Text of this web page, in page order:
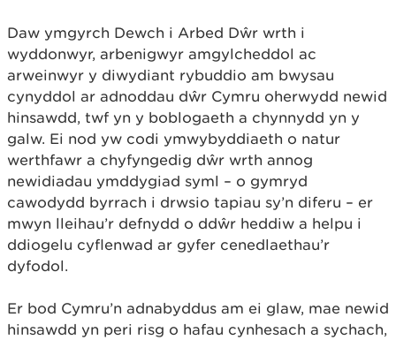
Daw ymgyrch Dewch i Arbed Dŵr wrth i
wyddonwyr, arbenigwyr amgylcheddol ac
arweinwyr y diwydiant rybuddio am bwysau
cynyddol ar adnoddau dŵr Cymru oherwydd newid
hinsawdd, twf yn y boblogaeth a chynnydd yn y
galw. Ei nod yw codi ymwybyddiaeth o natur
werthfawr a chyfyngedig dŵr wrth annog
newidiadau ymddygiad syml – o gymryd
cawodydd byrrach i drwsio tapiau sy’n diferu – er
mwyn lleihau’r defnydd o ddŵr heddiw a helpu i
ddiogelu cyflenwad ar gyfer cenedlaethau’r
dyfodol.
Er bod Cymru’n adnabyddus am ei glaw, mae newid
hinsawdd yn peri risg o hafau cynhesach a sychach,